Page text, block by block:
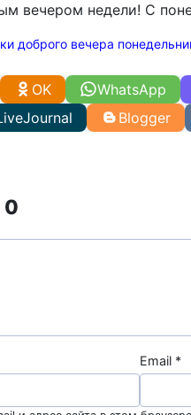
вечером недели! С
доброго вечера
WhatsApp
OK
Blogger
0
Email *